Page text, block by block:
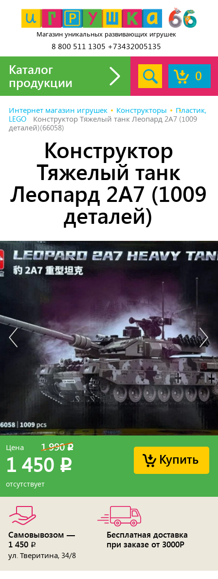
Магазин уникальных развивающих игрушек
8 800 511 1305 +73432005135
0
Каталог
продукции
Интернет магазин игрушек Конструкторы
Пластик,
LEGO
Конструктор Тяжелый танк Леопард 2А7 (1009
деталей)(66058)
Конструктор
Тяжелый танк
Леопард 2А7 (1009
деталей)
Купить
1 990p
Цена
1 450 p
отсутствует
Самовывозом —
1 450 p
ул. Тверитина, 34/8
Бесплатная доставка
при заказе от 3000Р